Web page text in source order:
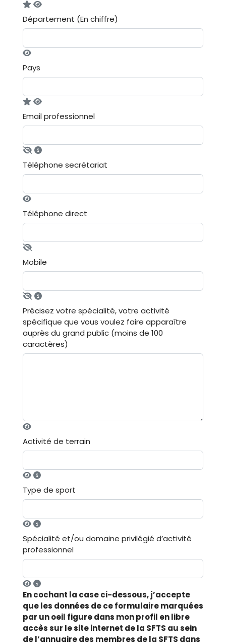
Département (En chiffre)
Pays
Email professionnel
Téléphone secrétariat
Téléphone direct
Mobile
Précisez votre spécialité, votre activité
spécifique que vous voulez faire apparaître
auprès du grand public (moins de 100
caractères)
Activité de terrain
Type de sport
Spécialité et/ou domaine privilégié d’activité
professionnel
En cochant la case ci-dessous, j’accepte
que les données de ce formulaire marquées
par un oeil figure dans mon profil en libre
accès sur le site internet de la SFTS au sein
de l’annuaire des membres de la SFTS dans